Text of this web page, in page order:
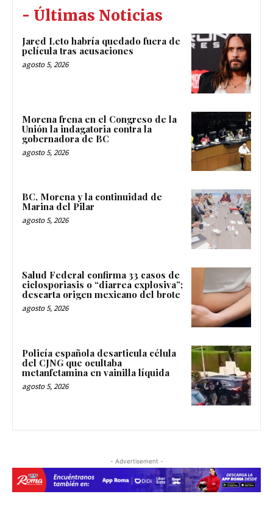
- Últimas Noticias
Jared Leto habría quedado fuera de
película tras acusaciones
agosto 5, 2026
Morena frena en el Congreso de la
Unión la indagatoria contra la
gobernadora de BC
agosto 5, 2026
BC, Morena y la continuidad de
Marina del Pilar
agosto 5, 2026
Salud Federal confirma 33 casos de
ciclosporiasis o “diarrea explosiva”;
descarta origen mexicano del brote
agosto 5, 2026
Policía española desarticula célula
del CJNG que ocultaba
metanfetamina en vainilla líquida
agosto 5, 2026
- Advertisement -